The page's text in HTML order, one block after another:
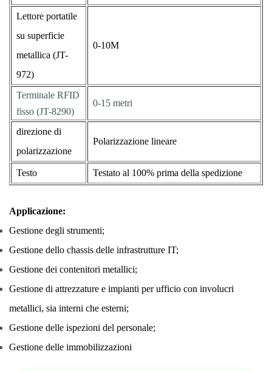
Lettore portatile
su superficie
metallica (JT-
972)
0-10M
Terminale RFID
fisso (JT-8290)
0-15 metri
direzione di
polarizzazione
Polarizzazione lineare
Testo Testato al 100% prima della spedizione
Applicazione:
Gestione degli strumenti;
Gestione dello chassis delle infrastrutture IT;
Gestione dei contenitori metallici;
Gestione di attrezzature e impianti per ufficio con involucri
metallici, sia interni che esterni;
Gestione delle ispezioni del personale;
Gestione delle immobilizzazioni